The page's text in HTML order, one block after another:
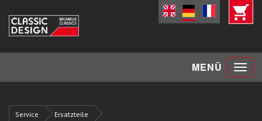
MENÜ Toggle
Service Ersatzteile